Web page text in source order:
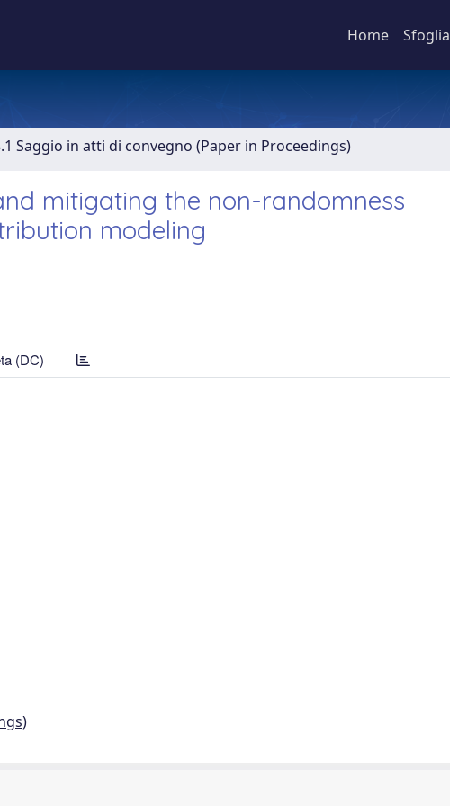
Home Sfoglia
Saggio in atti di convegno (Paper in Proceedings)
mitigating the non-randomness
modeling
(DC)